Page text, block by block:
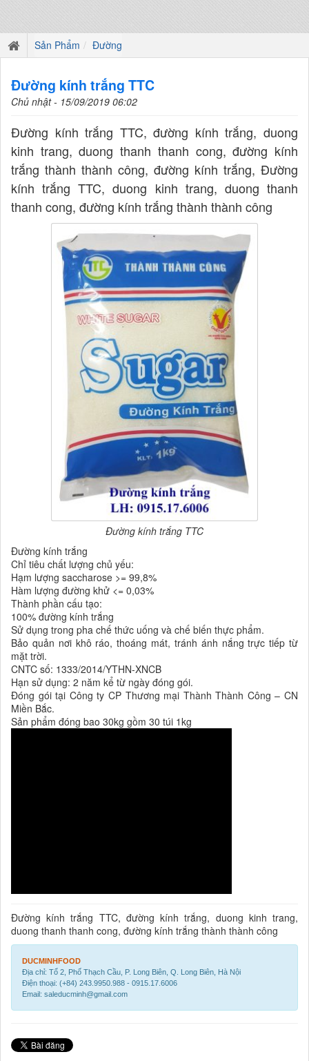
Sản Phẩm Đường
Đường kính trắng TTC
Chủ nhật - 15/09/2019 06:02
Đường kính trắng TTC, đường kính trắng, duong
kinh trang, duong thanh thanh cong, đường kính
trắng thành thành công, đường kính trắng, Đường
kính trắng TTC, duong kinh trang, duong thanh
thanh cong, đường kính trắng thành thành công
Đường kính trắng TTC
Đường kính trắng
Chỉ tiêu chất lượng chủ yếu:
Hạm lượng saccharose >= 99,8%
Hàm lượng đường khử <= 0,03%
Thành phần cấu tạo:
100% đường kính trắng
Sử dụng trong pha chế thức uống và chế biến thực phẩm.
Bảo quản nơi khô ráo, thoáng mát, tránh ánh nắng trực tiếp từ
mặt trời.
CNTC số: 1333/2014/YTHN-XNCB
Hạn sử dụng: 2 năm kể từ ngày đóng gói.
Đóng gói tại Công ty CP Thương mại Thành Thành Công – CN
Miền Bắc.
Sản phẩm đóng bao 30kg gồm 30 túi 1kg
Đường kính trắng TTC, đường kính trắng, duong kinh trang,
duong thanh thanh cong, đường kính trắng thành thành công
DUCMINHFOOD
Địa chỉ: Tổ 2, Phố Thạch Cầu, P. Long Biên, Q. Long Biên, Hà Nội
Điện thoại: (+84) 243.9950.988 - 0915.17.6006
Email: saleducminh@gmail.com